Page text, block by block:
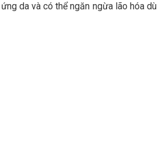
da và có thể ngăn ngừa lão hóa dù